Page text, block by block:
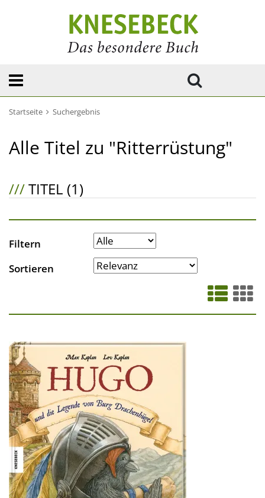
Startseite Suchergebnis
Alle Titel zu "Ritterrüstung"
///TITEL (1)
Filtern
Sortieren